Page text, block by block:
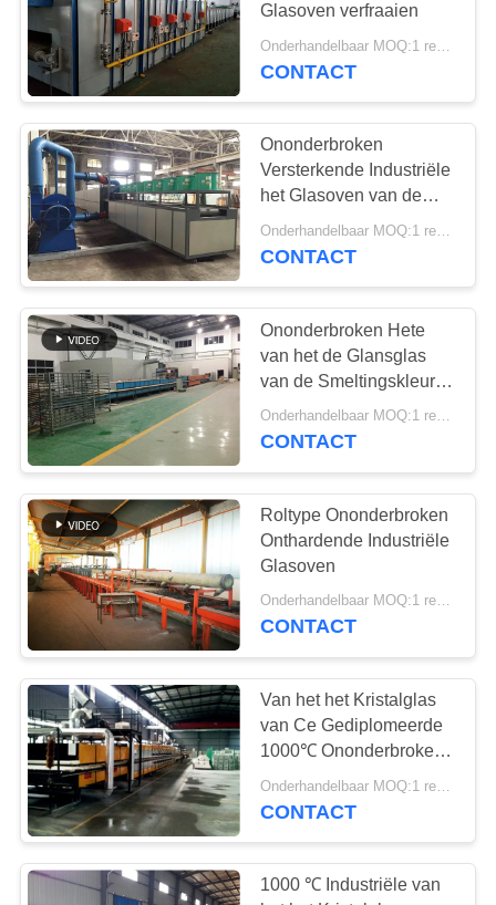
SITEMAP
PRIVACY
POLICY
De Oven van de
baksteentunnel
Schurende Oven
New Energy-Oven
13
De ononderbroken
Oven van de
Netwerkriem
Glasoven verfraaien
CONTACT
Ononderbroken
Versterkende Industriële
het Glasoven van de
netwerkriem
Onderhandelbaar MOQ:1 reeks
CONTACT
Ononderbroken Hete
van het de Glansglas
van de Smeltingskleur
het Mozaïekproductielijn
Onderhandelbaar MOQ:1 reeks
CONTACT
Roltype Ononderbroken
Onthardende Industriële
Glasoven
Onderhandelbaar MOQ:1 reeks
CONTACT
Van het het Kristalglas
van Ce Gediplomeerde
1000℃ Ononderbroken
het Mozaïekmachine
CONTACT
1000 ℃ Industriële van